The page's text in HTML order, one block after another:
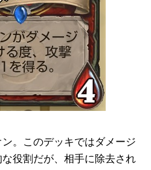
。このデッキではダメージ
役割だが、相手に除去され